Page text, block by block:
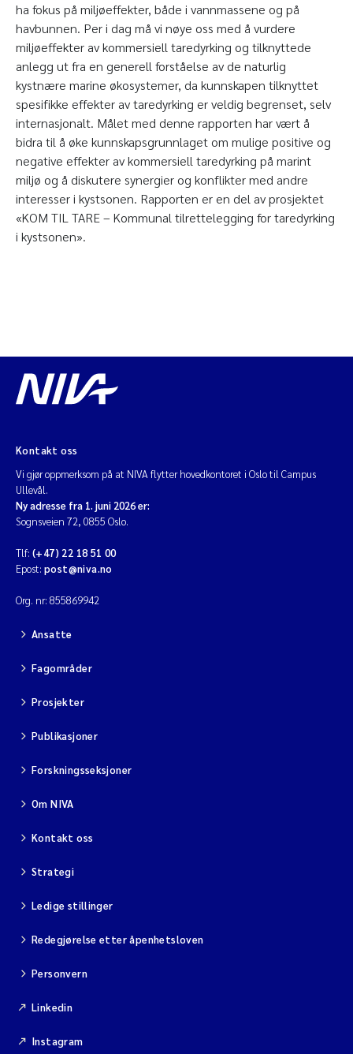
ha fokus på miljøeffekter, både i vannmassene og på
havbunnen. Per i dag må vi nøye oss med å vurdere
miljøeffekter av kommersiell taredyrking og tilknyttede
anlegg ut fra en generell forståelse av de naturlig
kystnære marine økosystemer, da kunnskapen tilknyttet
spesifikke effekter av taredyrking er veldig begrenset, selv
internasjonalt. Målet med denne rapporten har vært å
bidra til å øke kunnskapsgrunnlaget om mulige positive og
negative effekter av kommersiell taredyrking på marint
miljø og å diskutere synergier og konflikter med andre
interesser i kystsonen. Rapporten er en del av prosjektet
«KOM TIL TARE – Kommunal tilrettelegging for taredyrking
i kystsonen».
Kontakt oss
Vi gjør oppmerksom på at NIVA flytter hovedkontoret i Oslo til Campus
Ullevål.
Ny adresse fra 1. juni 2026 er:
Sognsveien 72, 0855 Oslo.
Tlf: (+47) 22 18 51 00
Epost: post@niva.no
Org. nr: 855869942
Ansatte
Fagområder
Prosjekter
Publikasjoner
Forskningsseksjoner
Om NIVA
Kontakt oss
Strategi
Ledige stillinger
Redegjørelse etter åpenhetsloven
Personvern
Linkedin
Instagram